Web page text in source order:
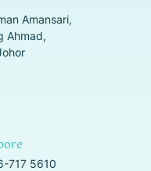
Amansari,
Ahmad,
717 5610